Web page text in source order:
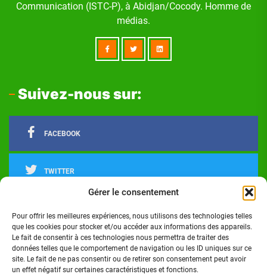
Gérer le consentement
Pour offrir les meilleures expériences, nous utilisons des technologies telles
que les cookies pour stocker et/ou accéder aux informations des appareils.
Le fait de consentir à ces technologies nous permettra de traiter des
données telles que le comportement de navigation ou les ID uniques sur ce
site. Le fait de ne pas consentir ou de retirer son consentement peut avoir
un effet négatif sur certaines caractéristiques et fonctions.
Communication (ISTC-P), à Abidjan/Cocody. Homme de
médias.
Suivez-nous sur:
FACEBOOK
TWITTER
INSTAGRAM